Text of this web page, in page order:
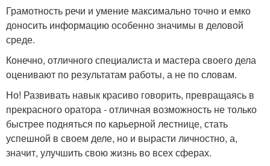
Грамотность речи и умение максимально точно и емко
доносить информацию особенно значимы в деловой
среде.
Конечно, отличного специалиста и мастера своего дела
оценивают по результатам работы, а не по словам.
Но! Развивать навык красиво говорить, превращаясь в
прекрасного оратора - отличная возможность не только
быстрее подняться по карьерной лестнице, стать
успешной в своем деле, но и вырасти личностно, а,
значит, улучшить свою жизнь во всех сферах.